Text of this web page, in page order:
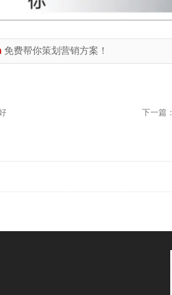
免费帮你策划营销方案！
下一篇：